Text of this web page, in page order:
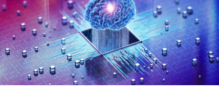
Importante?
A governança de dados é fundamental por várias razões:
Confiabilidade:Dados bem governados são mais
confiáveis, permitindo melhores decisões. Quando
a qualidade dos dados é alta, as empresas podem